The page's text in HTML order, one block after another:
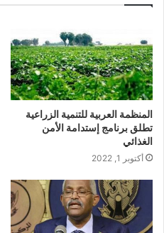
المنظمة العربية للتنمية الزراعية
تطلق برنامج إستدامة الأمن
الغذائي
أكتوبر 1, 2022